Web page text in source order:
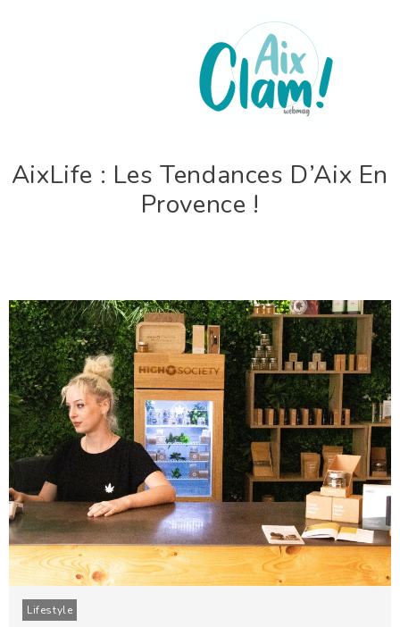
AixLife : Les Tendances D’Aix En
Provence !
Lifestyle